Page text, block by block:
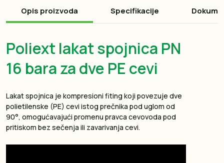
Opis proizvoda Specifikacije
Poliext lakat spojnica PN
16 bara za dve PE cevi
Lakat spojnica je kompresioni fiting koji povezuje dve
polietilenske (PE) cevi istog prečnika pod uglom od
90°, omogućavajući promenu pravca cevovoda pod
pritiskom bez sečenja ili zavarivanja cevi.